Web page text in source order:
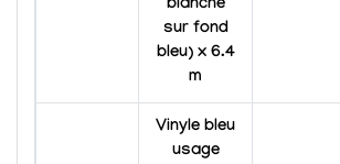
blanche
sur fond
bleu) x 6.4
m
Vinyle bleu
usage